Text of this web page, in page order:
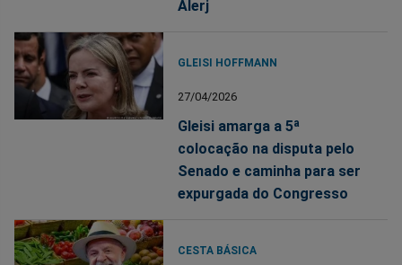
Alerj
GLEISI HOFFMANN
27/04/2026
Gleisi amarga a 5ª
colocação na disputa pelo
Senado e caminha para ser
expurgada do Congresso
CESTA BÁSICA